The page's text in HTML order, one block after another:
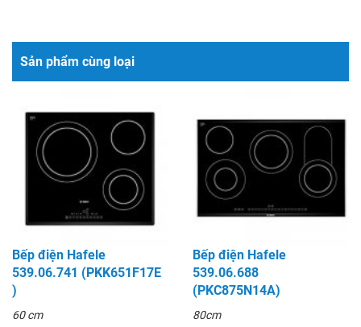
Sản phẩm cùng loại
Bếp điện Hafele
539.06.741 (PKK651F17E
)
60 cm
Bếp điện Hafele
539.06.688
(PKC875N14A)
80cm